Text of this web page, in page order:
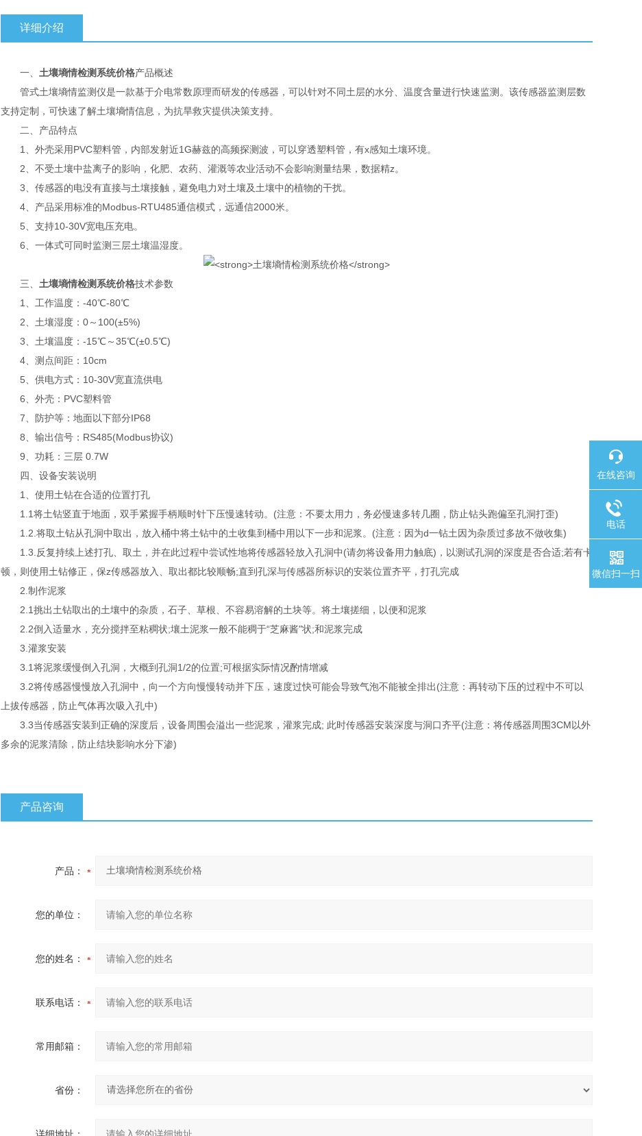
详细介绍
一、 土壤墒情检测系统价格产品概述
管式土壤墒情监测仪是一款基于介电常数原理而研发的传感器，可以针对不同土层的水分、温度含量进行快速监测。该传感器监测层数
支持定制，可快速了解土壤墒情信息，为抗旱救灾提供决策支持。
二、产品特点
1、外壳采用PVC塑料管，内部发射近1G赫兹的高频探测波，可以穿透塑料管，有x感知土壤环境。
2、不受土壤中盐离子的影响，化肥、农药、灌溉等农业活动不会影响测量结果，数据精z。
3、传感器的电没有直接与土壤接触，避免电力对土壤及土壤中的植物的干扰。
4、产品采用标准的Modbus-RTU485通信模式，远通信2000米。
5、支持10-30V宽电压充电。
6、一体式可同时监测三层土壤温湿度。
三、 土壤墒情检测系统价格技术参数
1、工作温度：-40℃-80℃
2、土壤湿度：0～100(±5%)
3、土壤温度：-15℃～35℃(±0.5℃)
4、测点间距：10cm
5、供电方式：10-30V宽直流供电
6、外壳：PVC塑料管
7、防护等：地面以下部分IP68
8、输出信号：RS485(Modbus协议)
9、功耗：三层 0.7W
四、设备安装说明
1、使用土钻在合适的位置打孔
1.1将土钻竖直于地面，双手紧握手柄顺时针下压慢速转动。(注意：不要太用力，务必慢速多转几圈，防止钻头跑偏至孔洞打歪)
1.2.将取土钻从孔洞中取出，放入桶中将土钻中的土收集到桶中用以下一步和泥浆。(注意：因为d一钻土因为杂质过多故不做收集)
1.3.反复持续上述打孔、取土，并在此过程中尝试性地将传感器轻放入孔洞中(请勿将设备用力触底)，以测试孔洞的深度是否合适;若有卡
顿，则使用土钻修正，保z传感器放入、取出都比较顺畅;直到孔深与传感器所标识的安装位置齐平，打孔完成
2.制作泥浆
2.1挑出土钻取出的土壤中的杂质，石子、草根、不容易溶解的土块等。将土壤搓细，以便和泥浆
2.2倒入适量水，充分搅拌至粘稠状;壤土泥浆一般不能稠于“芝麻酱"状;和泥浆完成
3.灌浆安装
3.1将泥浆缓慢倒入孔洞，大概到孔洞1/2的位置;可根据实际情况酌情增减
3.2将传感器慢慢放入孔洞中，向一个方向慢慢转动并下压，速度过快可能会导致气泡不能被全排出(注意：再转动下压的过程中不可以
上拔传感器，防止气体再次吸入孔中)
3.3当传感器安装到正确的深度后，设备周围会溢出一些泥浆，灌浆完成; 此时传感器安装深度与洞口齐平(注意：将传感器周围3CM以外
多余的泥浆清除，防止结块影响水分下渗)
产品咨询
产品：
您的单位：
您的姓名：
联系电话：
常用邮箱：
省份：
在线咨询
电话
微信扫一扫